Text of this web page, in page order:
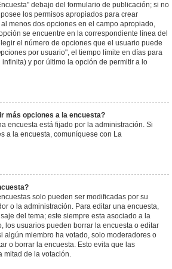
debajo del formulario de publicación; si no
los permisos apropiados para crear
menos dos opciones en el campo apropiado,
se encuentre en la correspondiente línea del
el número de opciones que el usuario puede
por usuario", el tiempo límite en días para
y por último la opción de permitir a lo
más opciones a la encuesta?
encuesta está fijado por la administración. Si
a la encuesta, comuníquese con La
solo pueden ser modificadas por su
o la administración. Para editar una encuesta,
del tema; este siempre esta asociado a la
los usuarios pueden borrar la encuesta o editar
algún miembro ha votado, solo moderadores o
o borrar la encuesta. Esto evita que las
mitad de la votación.